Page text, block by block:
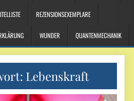
REZENSIONSEXEMPLARE
WUNDER QUANTENMECHANIK
Lebenskraft